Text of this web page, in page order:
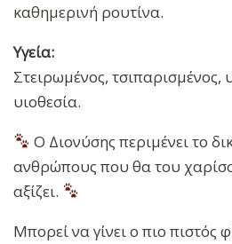
καθημερινή ρουτίνα.
Υγεία:
Στειρωμένος, τσιπαρισμένος,
υιοθεσία.
Ο Διονύσης περιμένει το
ανθρώπους που θα του
αξίζει.
Μπορεί να γίνει ο πιο πιστός